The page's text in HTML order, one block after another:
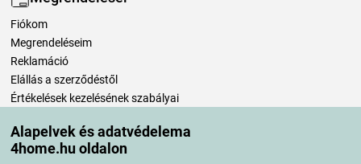
Alapelvek és adatvédelema
4home.hu oldalon
Fiókom
Megrendeléseim
Reklamáció
Elállás a szerződéstől
Értékelések kezelésének szabályai
Szállítási módok